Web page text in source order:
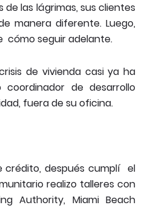
de las lágrimas, sus clientes
manera diferente. Luego,
cómo seguir adelante.
de vivienda casi ya ha
de desarrollo
fuera de su oficina.
crédito, después cumplí el
realizo talleres con
Authority, Miami Beach